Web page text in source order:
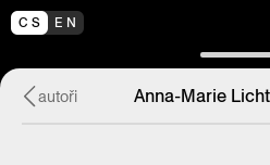
CS EN
autoři Anna-Marie